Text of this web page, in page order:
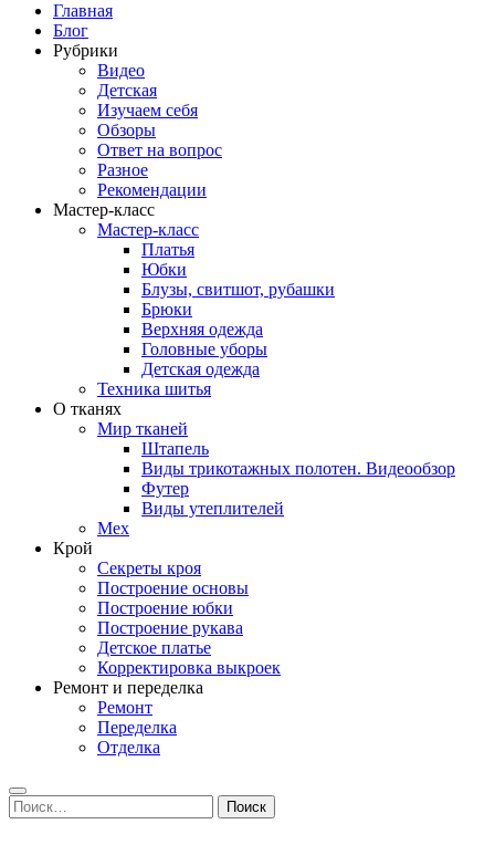
Главная
Блог
Рубрики
Видео
Детская
Изучаем себя
Обзоры
Ответ на вопрос
Разное
Рекомендации
Мастер-класс
Мастер-класс
Платья
Юбки
Блузы, свитшот, рубашки
Брюки
Верхняя одежда
Головные уборы
Детская одежда
Техника шитья
О тканях
Мир тканей
Штапель
Виды трикотажных полотен. Видеообзор
Футер
Виды утеплителей
Мех
Крой
Секреты кроя
Построение основы
Построение юбки
Построение рукава
Детское платье
Корректировка выкроек
Ремонт и переделка
Ремонт
Переделка
Отделка
Search
Найти: